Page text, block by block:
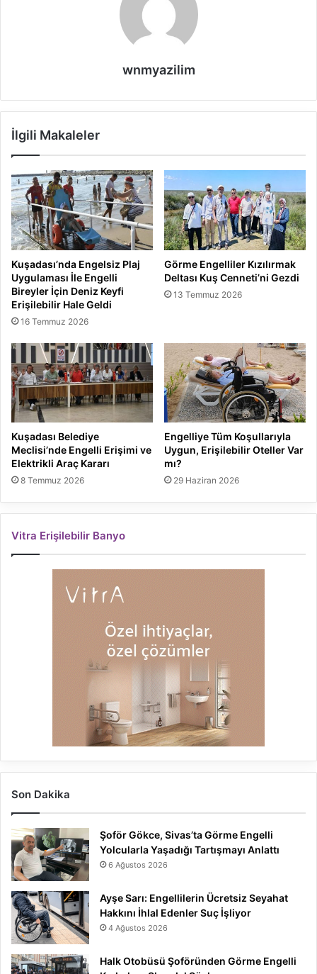
wnmyazilim
İlgili Makaleler
Kuşadası’nda Engelsiz Plaj
Uygulaması İle Engelli
Bireyler İçin Deniz Keyfi
Erişilebilir Hale Geldi
16 Temmuz 2026
Görme Engelliler Kızılırmak
Deltası Kuş Cenneti’ni Gezdi
13 Temmuz 2026
Kuşadası Belediye
Meclisi’nde Engelli Erişimi ve
Elektrikli Araç Kararı
8 Temmuz 2026
Engelliye Tüm Koşullarıyla
Uygun, Erişilebilir Oteller Var
mı?
29 Haziran 2026
Vitra Erişilebilir Banyo
Son Dakika
Şoför Gökce, Sivas’ta Görme Engelli
Yolcularla Yaşadığı Tartışmayı Anlattı
6 Ağustos 2026
Ayşe Sarı: Engellilerin Ücretsiz Seyahat
Hakkını İhlal Edenler Suç İşliyor
4 Ağustos 2026
Halk Otobüsü Şoföründen Görme Engelli